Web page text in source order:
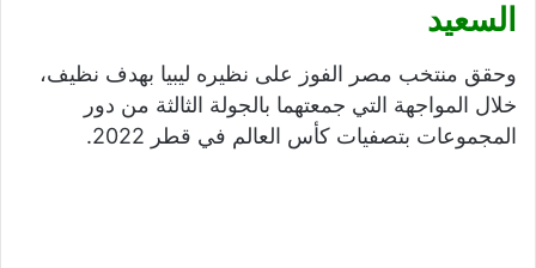
السعيد
وحقق منتخب مصر الفوز على نظيره ليبيا بهدف نظيف،
خلال المواجهة التي جمعتهما بالجولة الثالثة من دور
المجموعات بتصفيات كأس العالم في قطر 2022.